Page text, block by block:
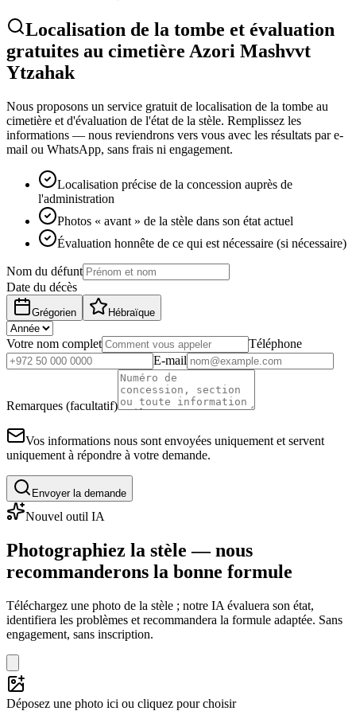
Localisation de la tombe et évaluation
gratuites au cimetière Azori Mashvvt
Ytzahak
Nous proposons un service gratuit de localisation de la tombe au
cimetière et d'évaluation de l'état de la stèle. Remplissez les
informations — nous reviendrons vers vous avec les résultats par e-
mail ou WhatsApp, sans frais ni engagement.
Localisation précise de la concession auprès de
l'administration
Photos « avant » de la stèle dans son état actuel
Évaluation honnête de ce qui est nécessaire (si nécessaire)
Nom du défunt
Date du décès
Grégorien Hébraïque
Votre nom complet
Téléphone
E-mail
Remarques (facultatif)
Vos informations nous sont envoyées uniquement et servent
uniquement à répondre à votre demande.
Envoyer la demande
Nouvel outil IA
Photographiez la stèle — nous
recommanderons la bonne formule
Téléchargez une photo de la stèle ; notre IA évaluera son état,
identifiera les problèmes et recommandera la formule adaptée. Sans
engagement, sans inscription.
Déposez une photo ici ou cliquez pour choisir